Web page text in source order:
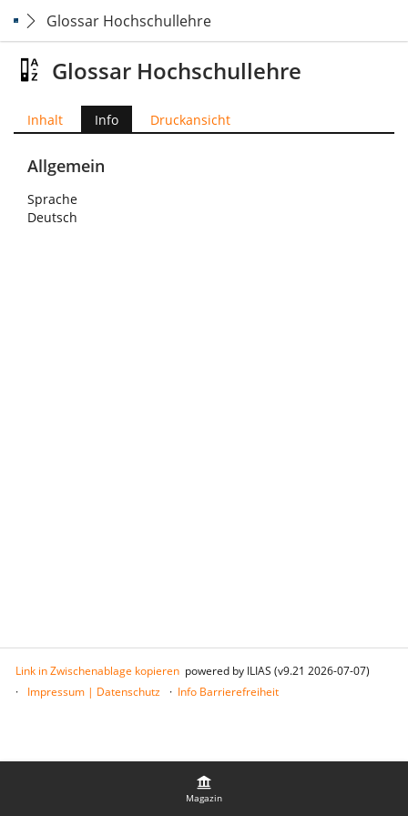
Glossar Hochschullehre
Magazin
Glossar Hochschullehre
Inhalt Info Druckansicht
Allgemein
Sprache
Deutsch
Link in Zwischenablage kopieren powered by ILIAS (v9.21 2026-07-07)
Impressum | Datenschutz
Info Barrierefreiheit